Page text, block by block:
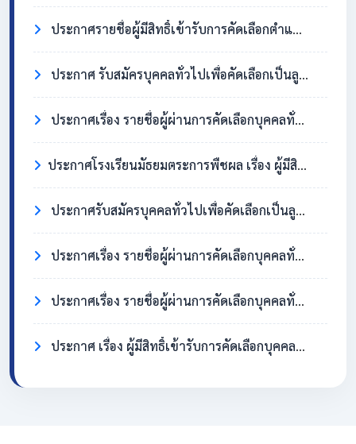
ประกาศรายชื่อผู้มีสิทธิ์เข้ารับการคัดเลือกตำแหน่งครูอัตราจ้าง วิชาเอกสังคมศึกษา
ประกาศ รับสมัครบุคคลทั่วไปเพื่อคัดเลือกเป็นลูกจ้างชั่วคราว ตำแหน่งครูอัตราจ้าง วิชาเอกสังคมศึกษา
ประกาศเรื่อง รายชื่อผู้ผ่านการคัดเลือกบุคคลทั่วไปเพื่อจ้างเป็นลูกจ้างชั่วคราว ตำแหน่ง แม่บ้าน/นักการภารโรง
​ประกาศโรงเรียนมัธยมตระการพืชผล เรื่อง ผู้มีสิทธิ์เข้ารับการคัดเลือกบุคคลทั่วไปเพื่อจ้างเป็นลูกจ้างชั่วคราว ตำแหน่งแม่บ้าน / นักการภารโรง
ประกาศรับสมัครบุคคลทั่วไปเพื่อคัดเลือกเป็นลูกจ้างชั่วคราว ตำแหน่งแม่บ้าน / นักการภารโรง
ประกาศเรื่อง รายชื่อผู้ผ่านการคัดเลือกบุคคลทั่วไปเพื่อจ้างเป็นลูกจ้างชั่วคราว ตำแหน่งครูอัตราจ้าง วิชาเอกภาษาอังกฤษ
ประกาศเรื่อง รายชื่อผู้ผ่านการคัดเลือกบุคคลทั่วไปเพื่อจ้างเป็นลูกจ้างชั่วคราว ตำแหน่ง แม่บ้าน/นักการภารโรง
ประกาศ เรื่อง ผู้มีสิทธิ์เข้ารับการคัดเลือกบุคคลทั่วไปเพื่อจ้างเป็นลูกจ้างชั่วคราว ตำแหน่งครูอัตราจ้าง วิชาเอกภาษาอังกฤษ